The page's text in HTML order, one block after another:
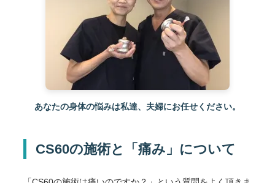
あなたの身体の悩みは私達、夫婦にお任せください。
CS60の施術と「痛み」について